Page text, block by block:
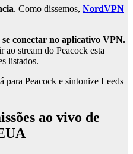
. Como dissemos, NordVPN
conectar no aplicativo VPN.
ao stream do Peacock esta
listados.
para Peacock e sintonize Leeds
ao vivo de